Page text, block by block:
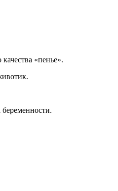
«пенье».